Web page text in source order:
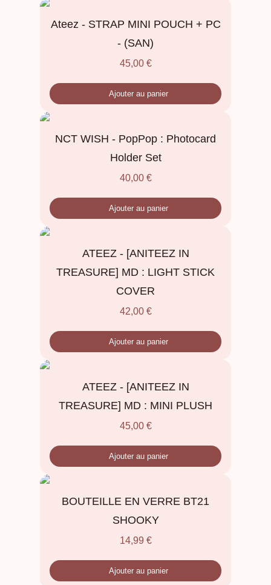
Ateez - STRAP MINI POUCH + PC
- (SAN)
45,00 €
Ajouter au panier
NCT WISH - PopPop : Photocard
Holder Set
40,00 €
Ajouter au panier
ATEEZ - [ANITEEZ IN
TREASURE] MD : LIGHT STICK
COVER
42,00 €
Ajouter au panier
ATEEZ - [ANITEEZ IN
TREASURE] MD : MINI PLUSH
45,00 €
Ajouter au panier
BOUTEILLE EN VERRE BT21
SHOOKY
14,99 €
Ajouter au panier